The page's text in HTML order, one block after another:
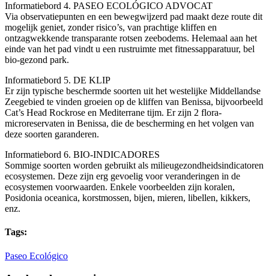
Informatiebord 4. PASEO ECOLÓGICO ADVOCAT
Via observatiepunten en een bewegwijzerd pad maakt deze route dit
mogelijk geniet, zonder risico’s, van prachtige kliffen en
ontzagwekkende transparante rotsen zeebodems. Helemaal aan het
einde van het pad vindt u een rustruimte met fitnessapparatuur, bel
bio-gezond park.
Informatiebord 5. DE KLIP
Er zijn typische beschermde soorten uit het westelijke Middellandse
Zeegebied te vinden groeien op de kliffen van Benissa, bijvoorbeeld
Cat’s Head Rockrose en Mediterrane tijm. Er zijn 2 flora-
microreservaten in Benissa, die de bescherming en het volgen van
deze soorten garanderen.
Informatiebord 6. BIO-INDICADORES
Sommige soorten worden gebruikt als milieugezondheidsindicatoren
ecosystemen. Deze zijn erg gevoelig voor veranderingen in de
ecosystemen voorwaarden. Enkele voorbeelden zijn koralen,
Posidonia oceanica, korstmossen, bijen, mieren, libellen, kikkers,
enz.
Tags:
Paseo Ecológico